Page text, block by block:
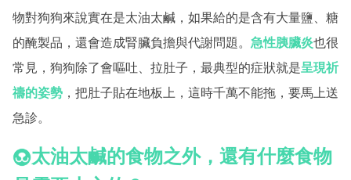
物對狗狗來說實在是太油太鹹，如果給的是含有大量鹽、糖
的醃製品，還會造成腎臟負擔與代謝問題。 急性胰臟炎也很
常見，狗狗除了會嘔吐、拉肚子，最典型的症狀就是呈現祈
禱的姿勢 ，把肚子貼在地板上，這時千萬不能拖，要馬上送
急診。
太油太鹹的食物之外，還有什麼食物